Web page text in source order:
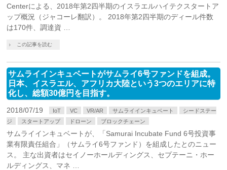
Centerによる、2018年第2四半期のイスラエルハイテクスタートア
ップ概況（ジャコーレ翻訳）。 2018年第2四半期のディール件数
は170件、調達資 …
この記事を読む
サムライインキュベートがサムライ6号ファンドを組成。
日本、イスラエル、アフリカ大陸という3つのエリアに特
化し、総額30億円を目指す。
2018/07/19 IoT VC VR/AR サムライインキュベート
シードステー
ジ
スタートアップ ドローン ブロックチェーン
サムライインキュベートが、「Samurai Incubate Fund 6号投資事
業有限責任組合」（サムライ6号ファンド）を組成したとのニュー
ス。 主な出資者はセイノーホールディングス、セプテーニ・ホー
ルディングス、マネ …